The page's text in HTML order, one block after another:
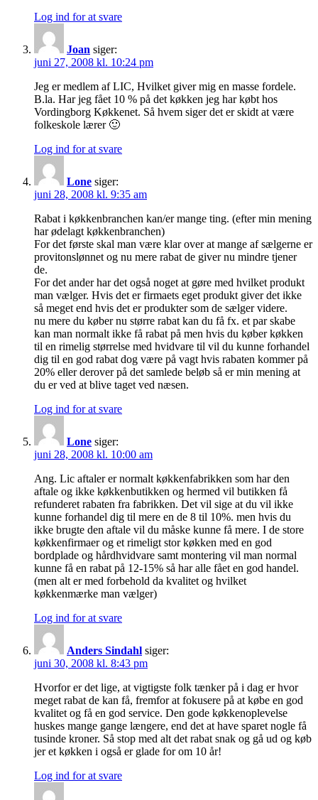
Log ind for at svare
Joan siger:
juni 27, 2008 kl. 10:24 pm
Jeg er medlem af LIC, Hvilket giver mig en masse fordele.
B.la. Har jeg fået 10 % på det køkken jeg har købt hos
Vordingborg Køkkenet. Så hvem siger det er skidt at være
folkeskole lærer 🙂
Log ind for at svare
Lone siger:
juni 28, 2008 kl. 9:35 am
Rabat i køkkenbranchen kan/er mange ting. (efter min mening
har ødelagt køkkenbranchen)
For det første skal man være klar over at mange af sælgerne er
provitonslønnet og nu mere rabat de giver nu mindre tjener
de.
For det ander har det også noget at gøre med hvilket produkt
man vælger. Hvis det er firmaets eget produkt giver det ikke
så meget end hvis det er produkter som de sælger videre.
nu mere du køber nu større rabat kan du få fx. et par skabe
kan man normalt ikke få rabat på men hvis du køber køkken
til en rimelig størrelse med hvidvare til vil du kunne forhandel
dig til en god rabat dog være på vagt hvis rabaten kommer på
20% eller derover på det samlede beløb så er min mening at
du er ved at blive taget ved næsen.
Log ind for at svare
Lone siger:
juni 28, 2008 kl. 10:00 am
Ang. Lic aftaler er normalt køkkenfabrikken som har den
aftale og ikke køkkenbutikken og hermed vil butikken få
refunderet rabaten fra fabrikken. Det vil sige at du vil ikke
kunne forhandel dig til mere en de 8 til 10%. men hvis du
ikke brugte den aftale vil du måske kunne få mere. I de store
køkkenfirmaer og et rimeligt stor køkken med en god
bordplade og hårdhvidvare samt montering vil man normal
kunne få en rabat på 12-15% så har alle fået en god handel.
(men alt er med forbehold da kvalitet og hvilket
køkkenmærke man vælger)
Log ind for at svare
Anders Sindahl siger:
juni 30, 2008 kl. 8:43 pm
Hvorfor er det lige, at vigtigste folk tænker på i dag er hvor
meget rabat de kan få, fremfor at fokusere på at købe en god
kvalitet og få en god service. Den gode køkkenoplevelse
huskes mange gange længere, end det at have sparet nogle få
tusinde kroner. Så stop med alt det rabat snak og gå ud og køb
jer et køkken i også er glade for om 10 år!
Log ind for at svare